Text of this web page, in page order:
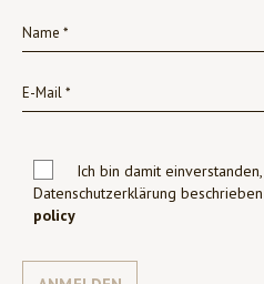
Ich bin damit
Datenschutzerklärung
policy